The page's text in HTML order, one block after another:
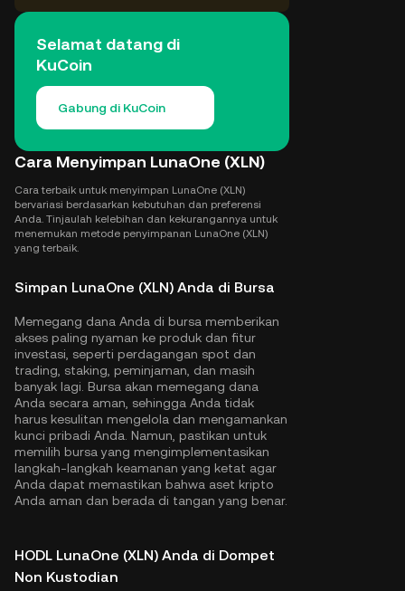
Selamat datang di
KuCoin
Gabung di KuCoin
Cara Menyimpan LunaOne (XLN)
Cara terbaik untuk menyimpan LunaOne (XLN)
bervariasi berdasarkan kebutuhan dan preferensi
Anda. Tinjaulah kelebihan dan kekurangannya untuk
menemukan metode penyimpanan LunaOne (XLN)
yang terbaik.
Simpan LunaOne (XLN) Anda di Bursa
Memegang dana Anda di bursa memberikan
akses paling nyaman ke produk dan fitur
investasi, seperti perdagangan spot dan
trading, staking, peminjaman, dan masih
banyak lagi. Bursa akan memegang dana
Anda secara aman, sehingga Anda tidak
harus kesulitan mengelola dan mengamankan
kunci pribadi Anda. Namun, pastikan untuk
memilih bursa yang mengimplementasikan
langkah-langkah keamanan yang ketat agar
Anda dapat memastikan bahwa aset kripto
Anda aman dan berada di tangan yang benar.
HODL LunaOne (XLN) Anda di Dompet
Non Kustodian